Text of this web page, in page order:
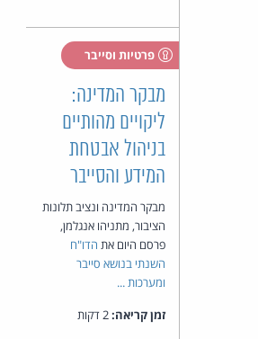
פרטיות וסייבר
מבקר המדינה:
ליקויים מהותיים
בניהול אבטחת
המידע והסייבר
מבקר המדינה ונציב תלונות
הציבור, מתניהו אנגלמן,
פרסם היום את הדו"ח
השנתי בנושא סייבר
ומערכות ...
זמן קריאה: